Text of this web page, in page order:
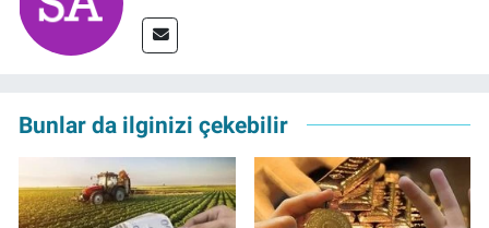
Bunlar da ilginizi çekebilir